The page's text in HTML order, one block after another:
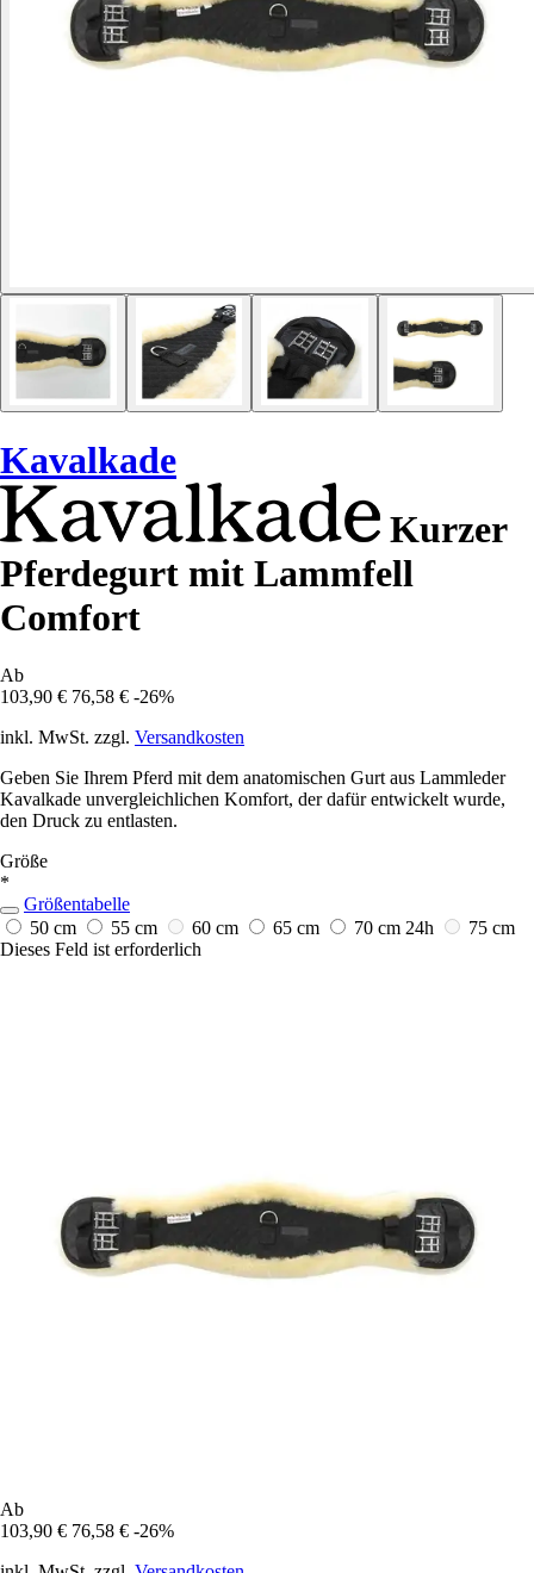
Kavalkade
Kurzer
Pferdegurt mit Lammfell
Comfort
Ab
103,90 € 76,58 € -26%
inkl. MwSt. zzgl. Versandkosten
Geben Sie Ihrem Pferd mit dem anatomischen Gurt aus Lammleder
Kavalkade unvergleichlichen Komfort, der dafür entwickelt wurde,
den Druck zu entlasten.
Größe
*
Größentabelle
50 cm
55 cm 60 cm 65 cm 70 cm 24h
75 cm
Dieses Feld ist erforderlich
Ab
103,90 € 76,58 € -26%